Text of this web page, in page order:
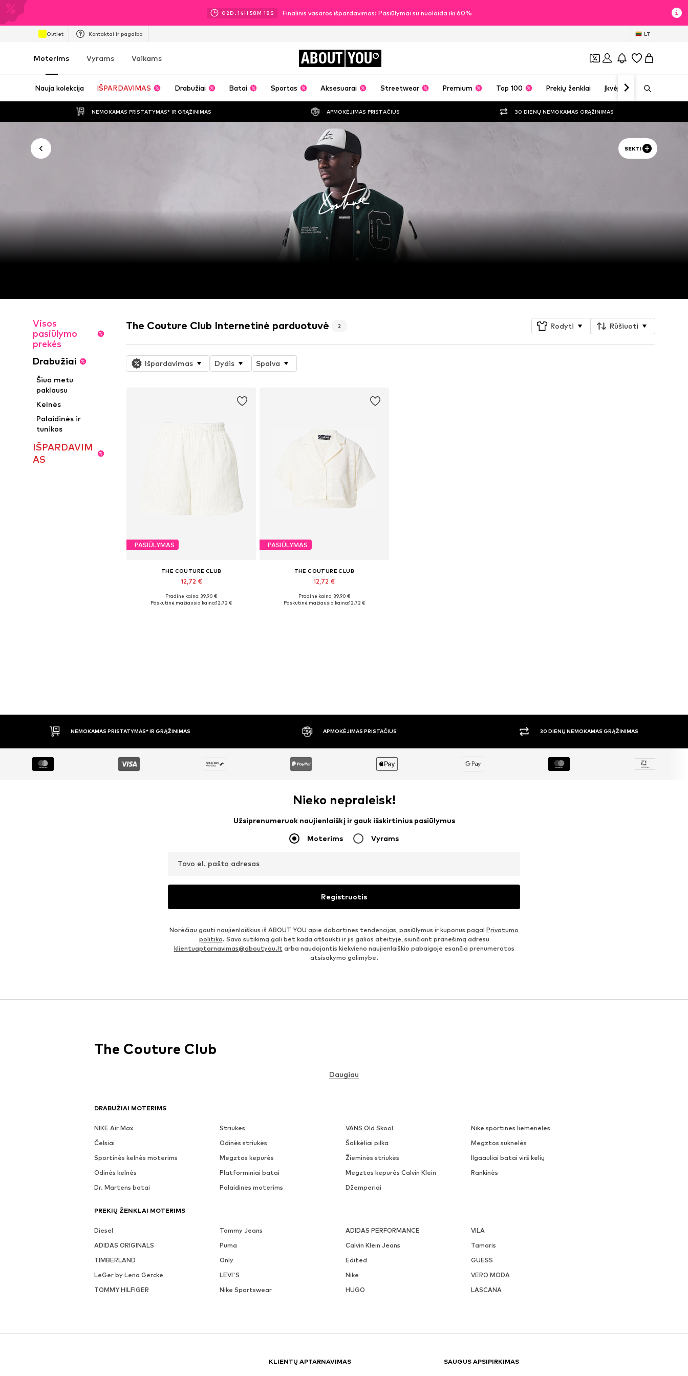
02D.14H 58M 18 S Finalinis vasaros išpardavimas: Pasiūlymai su nuolaida iki 60%
Outlet Kontaktai ir pagalba LT
Moterims Vyrams Vaikams ABOUT YOU
Nauja kolekcija IŠPARDAVIMAS Drabužiai Batai Sportas Aksesuarai Streetwear Premium Top 100 Prekių ženklai Įkvėpimas
NEMOKAMAS PRISTATYMAS* IR GRĄŽINIMAS APMOKĖJIMAS PRISTAČIUS 30 DIENŲ NEMOKAMAS GRĄŽINIMAS
SEKTI
Visos
pasiūlymo
prekės
Drabužiai
Šiuo metu
paklausu
Kelnės
Palaidinės ir
tunikos
IŠPARDAVIM
AS
The Couture Club Internetinė parduotuvė 2 Rodyti Rūšiuoti
Išpardavimas Dydis Spalva
PASIŪLYMAS
THE COUTURE CLUB
12,72 €
Galimi dydžiai: 32, 34, 36
Pradinė kaina: 39,90 €
Paskutinė mažiausia kaina:12,72 €
PASIŪLYMAS
THE COUTURE CLUB
12,72 €
Galimi dydžiai: XXS
Pradinė kaina: 39,90 €
Paskutinė mažiausia kaina:12,72 €
APMOKĖJIMAS PRISTAČIUS 30 DIENŲ NEMOKAMAS GRĄŽINIMAS DIDELIS PASIRINKIMAS
Nieko nepraleisk!
Užsiprenumeruok naujienlaiškį ir gauk išskirtinius pasiūlymus
Moterims Vyrams
Tavo el. pašto adresas
Registruotis
Norėčiau gauti naujienlaiškius iš ABOUT YOU apie dabartines tendencijas, pasiūlymus ir kuponus pagal Privatumo
politika. Savo sutikimą gali bet kada atšaukti ir jis galios ateityje, siunčiant pranešimą adresu
klientuaptarnavimas@aboutyou.lt arba naudojantis kiekvieno naujienlaiškio pabaigoje esančia prenumeratos
atsisakymo galimybe.
DRABUŽIAI MOTERIMS
NIKE Air Max Striukės VANS Old Skool
Nike sportinės liemenėlės
Čelsiai
Odinės striukės Šalikėliai pilka
Megztos suknelės
Sportinės kelnės moterims
Megztos kepurės Žieminės striukės
Ilgaauliai batai virš kelių
Odinės kelnės
Platforminiai batai Megztos kepurės Calvin Klein
Rankinės
Dr. Martens batai
Palaidinės moterims Džemperiai
PREKIŲ ŽENKLAI MOTERIMS
Diesel Tommy Jeans ADIDAS PERFORMANCE
VILA
ADIDAS ORIGINALS
Puma Calvin Klein Jeans
Tamaris
TIMBERLAND
Only Edited
GUESS
LeGer by Lena Gercke
LEVI'S Nike
VERO MODA
TOMMY HILFIGER
Nike Sportswear HUGO LASCANA
KLIENTŲ APTARNAVIMAS SAUGUS APSIPIRKIMAS
The Couture Club
Daugiau